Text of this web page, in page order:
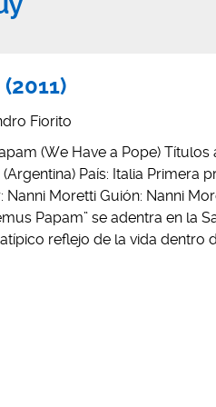
Fiorito
(We Have a Pope)
País: Italia Primera
Nanni Moretti Guión: Nanni
Papam” se adentra en la
reflejo de la vida dentro